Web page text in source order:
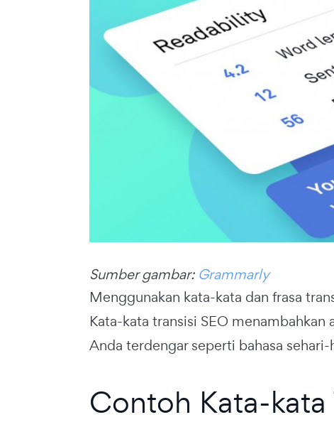
Sumber gambar: Grammarly
Menggunakan kata-kata dan frasa
Kata-kata transisi SEO
Anda terdengar seperti bahasa sehari-
Contoh Kata-kata